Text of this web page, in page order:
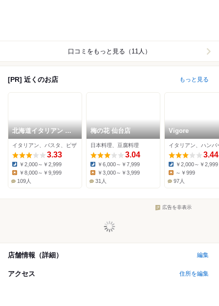
口コミをもっと見る（11人）
[PR] 近くのお店 もっと見る
北海道イタリアン ミ
アアンジェラ 長町南
イタリアン、パスタ、ピザ
3.33
Dinner:
￥2,000～￥2,999
￥8,000～￥9,999
109人
梅の花 仙台店
日本料理、豆腐料理
3.04
Dinner:
￥6,000～￥7,999
Lunch:
￥3,000～￥3,999
31人
Vigore
イタリアン、ハンバ
3.44
Dinner:
￥2,000～￥2,999
Lunch:
～￥999
97人
広告を非表示
店舗情報（詳細） 編集
アクセス 住所を編集